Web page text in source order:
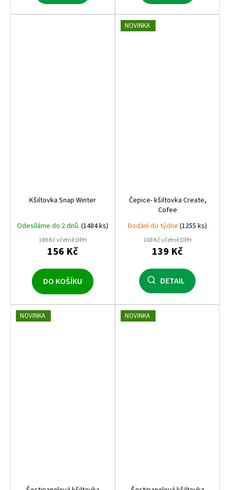
Kšiltovka Snap Winter
Odesíláme do 2 dnů. (1484 ks)
189 Kč včetně DPH
156 Kč
DO KOŠÍKU
NOVINKA
Čepice- kšiltovka Create,
Cofee
Dodání do týdne (1255 ks)
168 Kč včetně DPH
139 Kč
DETAIL
NOVINKA NOVINKA